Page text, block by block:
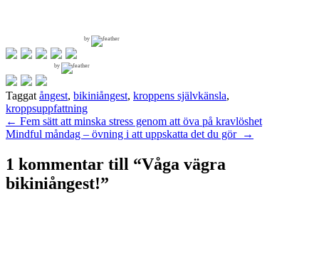
by
by
Taggat ångest, bikiniångest, kroppens självkänsla,
kroppsuppfattning
Inläggsnavigering
← Fem sätt att minska stress genom att öva på kravlöshet
Mindful måndag – övning i att uppskatta det du gör →
1 kommentar till “Våga vägra
bikiniångest!”